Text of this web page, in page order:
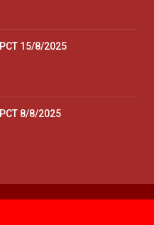
15/8/2025
8/8/2025